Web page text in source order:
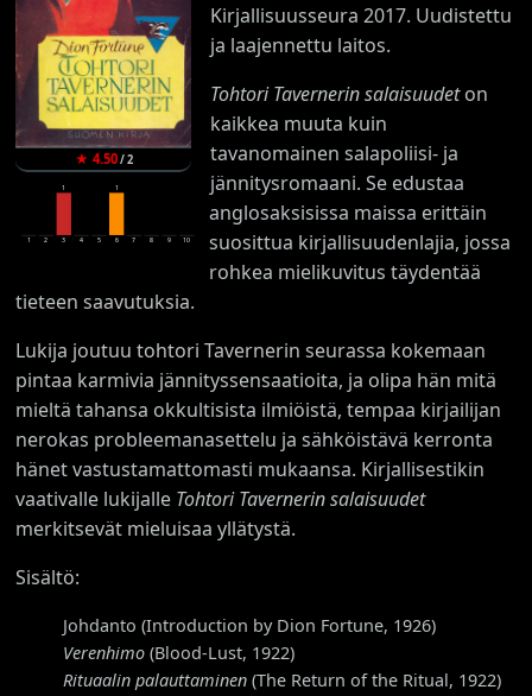
★ 4.50/2
1 2
1
3 4 5
1
6 7 8 9 10
Kirjallisuusseura 2017. Uudistettu
ja laajennettu laitos.
Tohtori Tavernerin salaisuudeton
kaikkea muuta kuin
tavanomainen salapoliisi- ja
jännitysromaani. Se edustaa
anglosaksisissa maissa erittäin
suosittua kirjallisuudenlajia, jossa
rohkea mielikuvitus täydentää
tieteen saavutuksia.
Lukija joutuu tohtori Tavernerin seurassa kokemaan
pintaa karmivia jännityssensaatioita, ja olipa hän mitä
mieltä tahansa okkultisista ilmiöistä, tempaa kirjailijan
nerokas probleemanasettelu ja sähköistävä kerronta
hänet vastustamattomasti mukaansa. Kirjallisestikin
vaativalle lukijalle Tohtori Tavernerin salaisuudet
merkitsevät mieluisaa yllätystä.
Sisältö:
Johdanto (Introduction by Dion Fortune, 1926)
Verenhimo (Blood-Lust, 1922)
Rituaalin palauttaminen (The Return of the Ritual, 1922)